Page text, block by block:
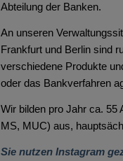
Abteilung der Banken.
An unseren
Frankfurt und Berlin sind
verschiedene Produkte
oder das Bankverfahren
Wir bilden pro Jahr ca. 55
MS, MUC) aus,
Sie nutzen Instagram